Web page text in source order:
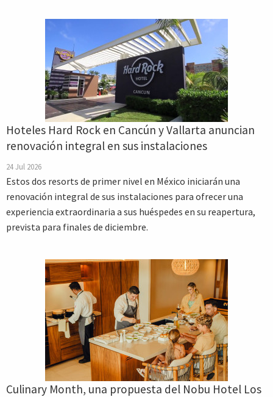
Hoteles Hard Rock en Cancún y Vallarta anuncian
renovación integral en sus instalaciones
24 Jul 2026
Estos dos resorts de primer nivel en México iniciarán una
renovación integral de sus instalaciones para ofrecer una
experiencia extraordinaria a sus huéspedes en su reapertura,
prevista para finales de diciembre.
Culinary Month, una propuesta del Nobu Hotel Los